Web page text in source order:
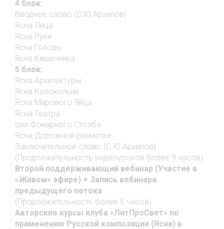
4 блок:
Вводное слово (С.Ю.Архипов)
Ясна Лица
Ясна Руки
Ясна Головы
Ясна Кишечника
5 блок:
Ясна Архитектуры
Ясна Колокольни
Ясна Мирового Яйца
Ясна Театра
сна Фонарного Столба
Ясна Дорожной разметки
Заключительное слово (С.Ю.Архипов)
(Продолжительность видеоуроков более 9 часов)
Второй поддерживающий вебинар (Участие в
«Живом» эфире) + Запись вебинара
предыдущего потока
(Продолжительность более 6 часов)
Авторские курсы клуба «ЛитПроСвет» по
применению Русской композиции (Ясна) в